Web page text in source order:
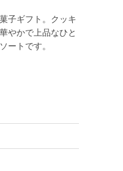
子ギフト。クッキ
やかで上品なひと
ートです。